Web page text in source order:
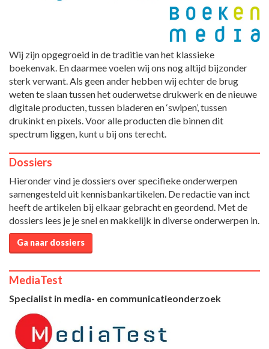
Wij zijn opgegroeid in de traditie van het klassieke
boekenvak. En daarmee voelen wij ons nog altijd bijzonder
sterk verwant. Als geen ander hebben wij echter de brug
weten te slaan tussen het ouderwetse drukwerk en de nieuwe
digitale producten, tussen bladeren en ‘swipen’, tussen
drukinkt en pixels. Voor alle producten die binnen dit
spectrum liggen, kunt u bij ons terecht.
Dossiers
Hieronder vind je dossiers over specifieke onderwerpen
samengesteld uit kennisbankartikelen. De redactie van inct
heeft de artikelen bij elkaar gebracht en geordend. Met de
dossiers lees je je snel en makkelijk in diverse onderwerpen in.
Ga naar dossiers
MediaTest
Specialist in media- en communicatieonderzoek